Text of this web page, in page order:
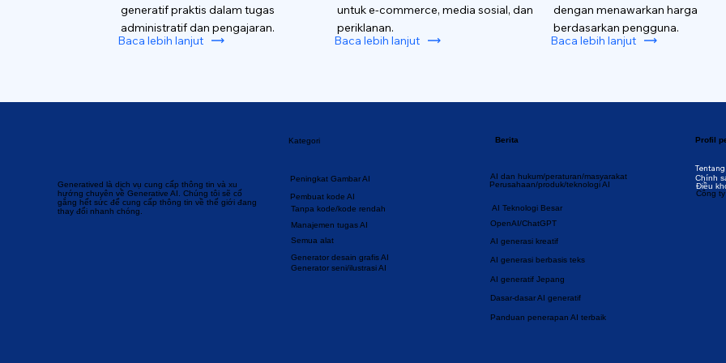
generatif praktis dalam tugas
administratif dan pengajaran.
Baca lebih lanjut
untuk e-commerce, media sosial, dan
periklanan.
Baca lebih lanjut
dengan menawarkan harga
berdasarkan pengguna.
Baca lebih lanjut
Kategori
Peningkat Gambar AI
Pembuat kode AI
Manajemen tugas AI
Tanpa kode/kode rendah
Generator desain grafis AI
Generator seni/ilustrasi AI
Semua alat
Berita
AI dan hukum/peraturan/masyarakat
Perusahaan/produk/teknologi AI
AI Teknologi Besar
OpenAI/ChatGPT
AI generasi kreatif
AI generasi berbasis teks
AI generatif Jepang
Dasar-dasar AI generatif
Panduan penerapan AI terbaik
Profil
Chính
Điều
Công
Generatived là dịch vụ cung cấp thông tin và xu
hướng chuyên về Generative AI. Chúng tôi sẽ cố
gắng hết sức để cung cấp thông tin về thế giới đang
thay đổi nhanh chóng.